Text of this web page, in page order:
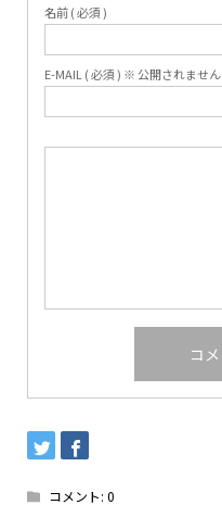
名前 ( 必須 )
E-MAIL ( 必須 ) ※ 公開されません
コメント: 0